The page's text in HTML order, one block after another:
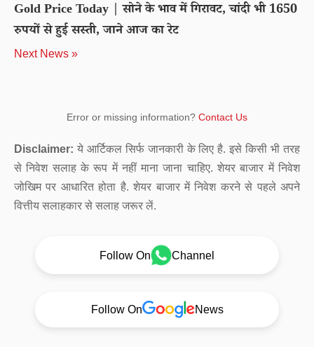
Gold Price Today | सोने के भाव में गिरावट, चांदी भी 1650
रुपयों से हुई सस्ती, जाने आज का रेट
Next News »
Error or missing information? Contact Us
Disclaimer: ये आर्टिकल सिर्फ जानकारी के लिए है. इसे किसी भी तरह
से निवेश सलाह के रूप में नहीं माना जाना चाहिए. शेयर बाजार में निवेश
जोखिम पर आधारित होता है. शेयर बाजार में निवेश करने से पहले अपने
वित्तीय सलाहकार से सलाह जरूर लें.
Follow On Channel
Follow On News